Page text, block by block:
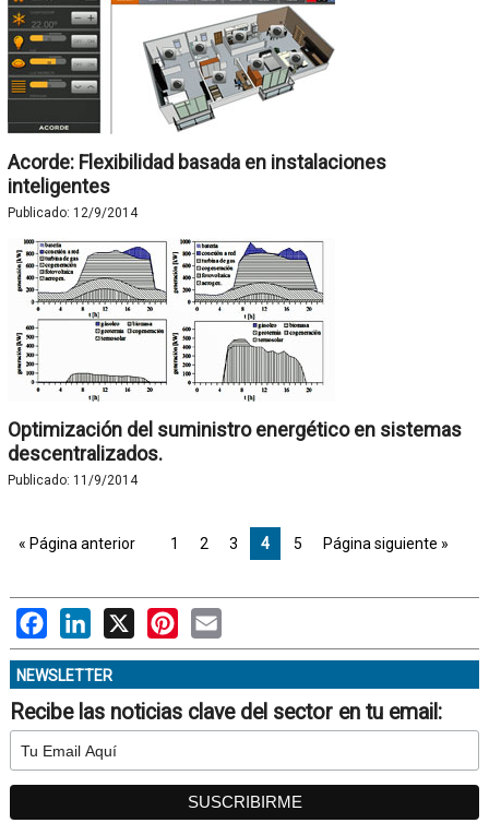
Acorde: Flexibilidad basada en instalaciones
inteligentes
Publicado: 12/9/2014
Optimización del suministro energético en sistemas
descentralizados.
Publicado: 11/9/2014
« Página anterior 1 2 3 4 5 Página siguiente »
FacebookLinkedIn
X PinterestEmail
NEWSLETTER
Recibe las noticias clave del sector en tu email: